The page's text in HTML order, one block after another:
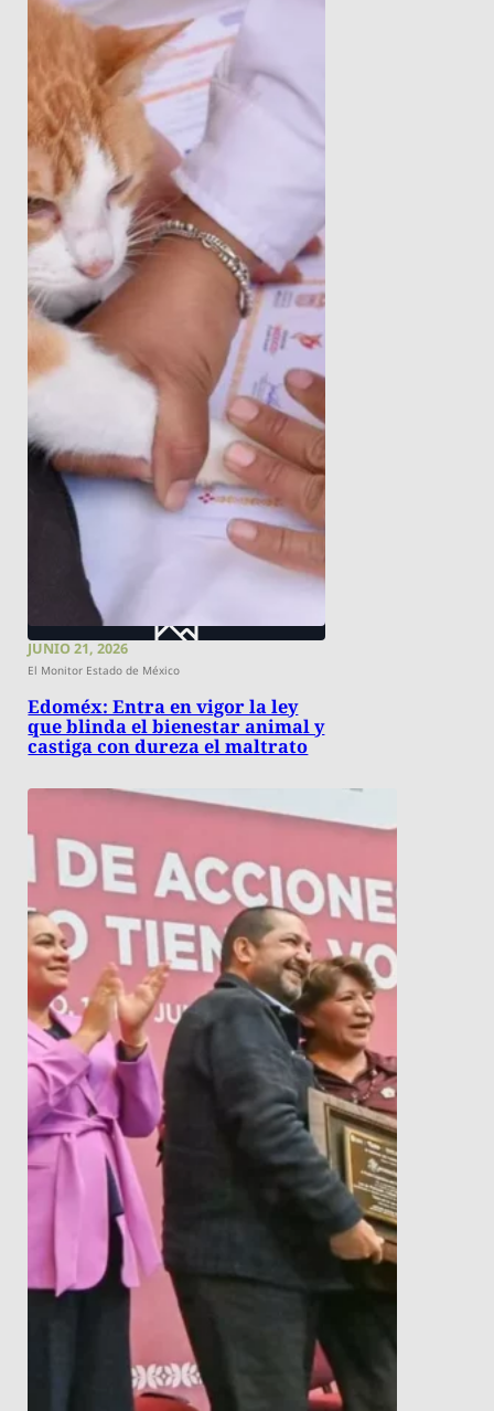
JUNIO 21, 2026
El Monitor Estado de México
Edoméx: Entra en vigor la ley
que blinda el bienestar animal y
castiga con dureza el maltrato